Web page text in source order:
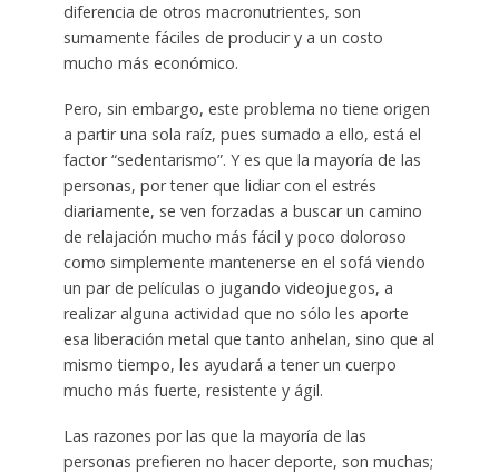
diferencia de otros macronutrientes, son
sumamente fáciles de producir y a un costo
mucho más económico.
Pero, sin embargo, este problema no tiene origen
a partir una sola raíz, pues sumado a ello, está el
factor “sedentarismo”. Y es que la mayoría de las
personas, por tener que lidiar con el estrés
diariamente, se ven forzadas a buscar un camino
de relajación mucho más fácil y poco doloroso
como simplemente mantenerse en el sofá viendo
un par de películas o jugando videojuegos, a
realizar alguna actividad que no sólo les aporte
esa liberación metal que tanto anhelan, sino que al
mismo tiempo, les ayudará a tener un cuerpo
mucho más fuerte, resistente y ágil.
Las razones por las que la mayoría de las
personas prefieren no hacer deporte, son muchas;